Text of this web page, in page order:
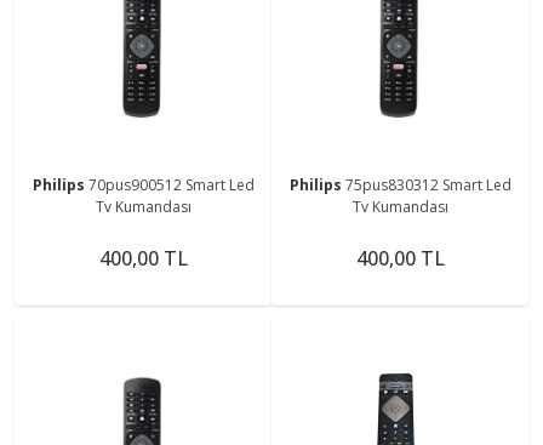
Philips 70pus900512 Smart Led
Tv Kumandası
400,00 TL
Philips 75pus830312 Smart Led
Tv Kumandası
400,00 TL